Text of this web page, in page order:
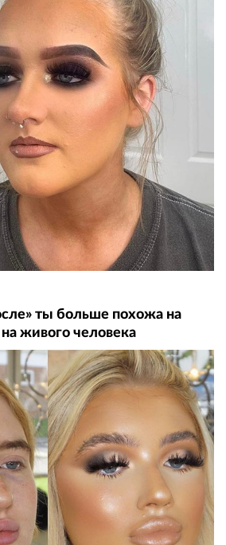
ты больше похожа на
живого человека